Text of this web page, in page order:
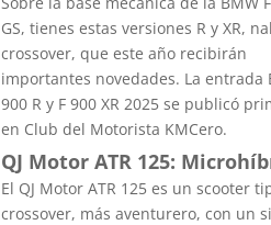
GS, tienes estas versiones R y XR,
crossover, que este año recibirán
importantes novedades. La entrada
900 R y F 900 XR 2025 se publicó
en Club del Motorista KMCero.
QJ Motor ATR 125:
El QJ Motor ATR 125 es un scooter
crossover, más aventurero, con un